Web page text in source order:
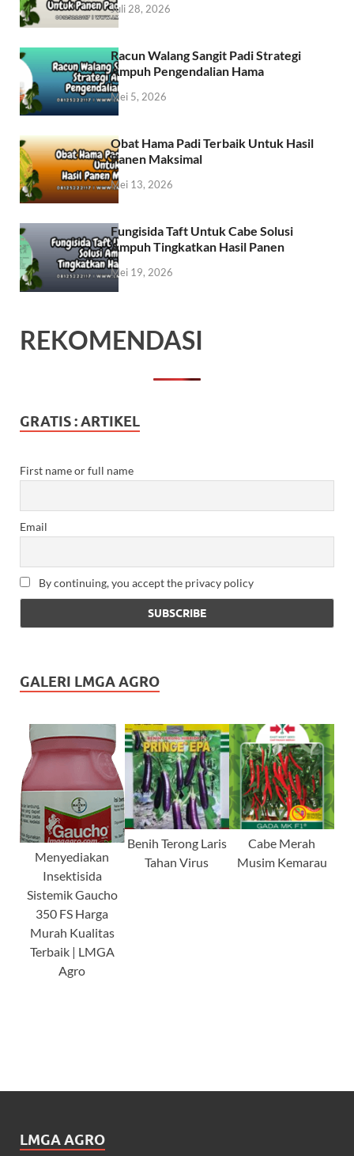
Juli 28, 2026
Racun Walang Sangit Padi Strategi
Ampuh Pengendalian Hama
Mei 5, 2026
Obat Hama Padi Terbaik Untuk Hasil
Panen Maksimal
Mei 13, 2026
Fungisida Taft Untuk Cabe Solusi
Ampuh Tingkatkan Hasil Panen
Mei 19, 2026
REKOMENDASI
GRATIS : ARTIKEL
First name or full name
Email
By continuing, you accept the privacy policy
GALERI LMGA AGRO
Menyediakan
Insektisida
Sistemik Gaucho
350 FS Harga
Murah Kualitas
Terbaik | LMGA
Agro
Benih Terong Laris
Tahan Virus
Cabe Merah
Musim Kemarau
LMGA AGRO